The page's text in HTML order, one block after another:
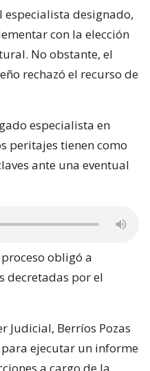
designado,
con la elección
No obstante, el
rechazó el recurso de
especialista en
peritajes tienen como
ante una eventual
obligó a
decretadas por el
Judicial, Berríos Pozas
ejecutar un informe
a cargo de la